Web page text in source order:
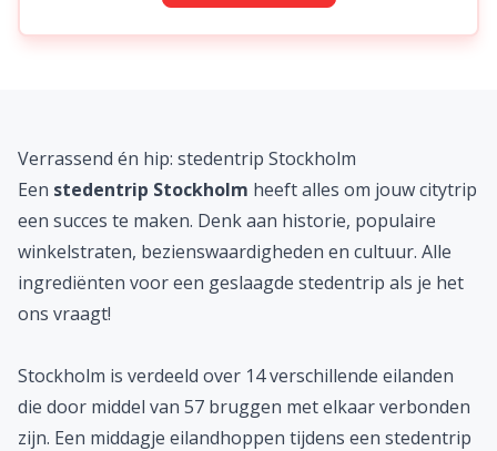
check deals
Verrassend én hip: stedentrip Stockholm
Eenstedentrip Stockholmheeft alles om jouw citytrip
een succes te maken. Denk aan historie, populaire